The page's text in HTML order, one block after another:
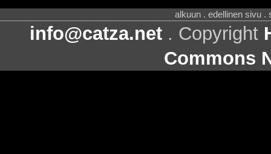
alkuun . edellinen sivu .
info@catza.net . Copyright
Commons